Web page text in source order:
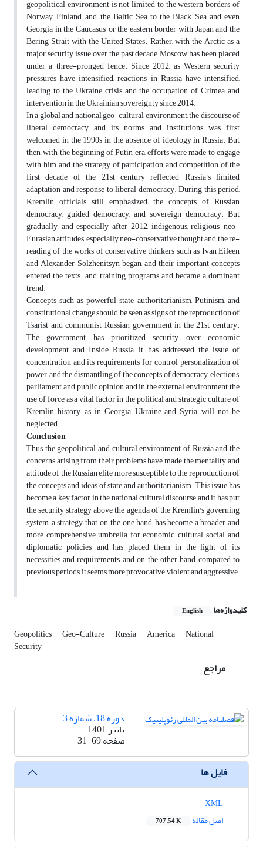
geopolitical environment is not limited to the western borders of
Norway, Finland, and the Baltic Sea to the Black Sea and even
Georgia in the Caucasus, or the eastern border with Japan and the
Bering Strait with the United States. Rather, with the Arctic as a
major security issue over the past decade, Moscow has been placed
under a three-pronged fence. Since 2012, as Western security
pressures have intensified, reactions in Russia have intensified,
leading to the Ukraine crisis and the occupation of Crimea and
intervention in the Ukrainian sovereignty since 2014.
In a global and national geo-cultural environment, the discourse of
liberal democracy and its norms and institutions was first
welcomed in the 1990s in the absence of ideology in Russia. But
then, with the beginning of Putin era, efforts were made to engage
with him, and the strategy of participation and competition of the
first decade of the 21st century reflected Russia's limited
adaptation and response to liberal democracy. During this period,
Kremlin officials still emphasized the concepts of Russian
democracy, guided democracy, and sovereign democracy. But
gradually, and especially after 2012, indigenous, religious, neo-
Eurasian attitudes, especially neo-conservative thought and the re-
reading of the works of conservative thinkers such as Ivan Eileen
and Alexander Solzhenitsyn began, and their important concepts
entered the texts and training programs and became a dominant
trend.
Concepts such as powerful state, authoritarianism, Putinism, and
constitutional change should be seen as signs of the reproduction of
Tsarist and communist Russian government in the 21st century.
The government has prioritized security over economic
development and Inside Russia, it has addressed the issue of
concentration and its requirements for control, personalization of
power, and the dismantling of the concepts of democracy, elections,
parliament, and public opinion and in the external environment, the
use of force as a vital factor in the political and strategic culture of
Kremlin history, as in Georgia, Ukraine and Syria, will not be
neglected.
Conclusion
Thus the geopolitical and cultural environment of Russia and the
concerns arising from their problems have made the mentality and
attitude of the Russian elite more susceptible to the reproduction of
the concepts and ideas of state and authoritarianism. This issue has
become a key factor in the national cultural discourse and it has put
the security strategy above the agenda of the Kremlin's governing
system, a strategy that, on the one hand, has become a broader and
more comprehensive umbrella for economic, cultural, social and
diplomatic policies, and has placed them in the light of its
necessities and requirements, and on the other hand, compared to
previous periods, it seems more provocative, violent and aggressive
کلیدواژه‌ها English
Geopolitics Geo-Culture Russia America National
Security
مراجع
دوره 18، شماره 3
پاییز 1401
صفحه31-69
فایل ها
اصل مقاله
707.54 K